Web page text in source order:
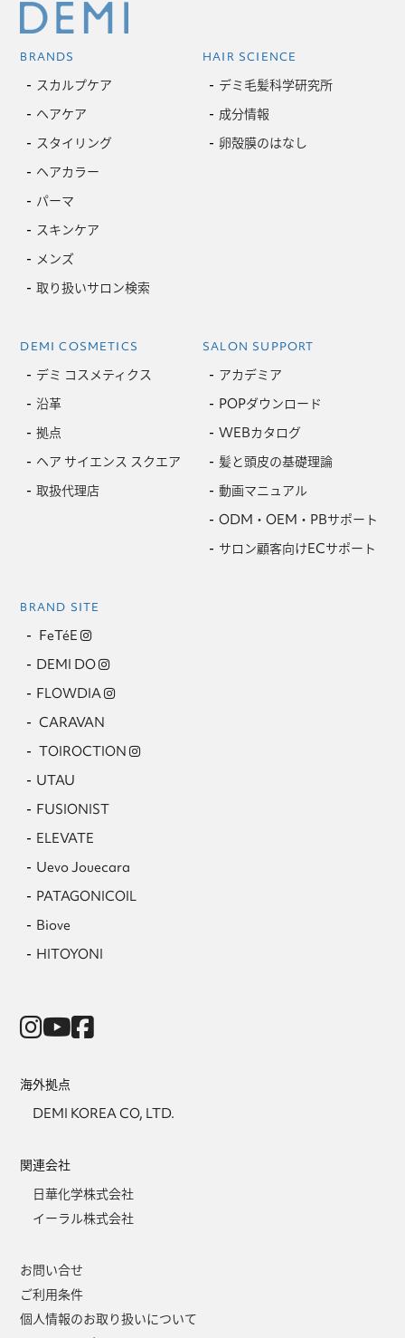
BRANDS
スカルプケア
ヘアケア
スタイリング
ヘアカラー
パーマ
スキンケア
メンズ
取り扱いサロン検索
HAIR SCIENCE
デミ毛髪科学研究所
成分情報
卵殻膜のはなし
DEMI COSMETICS
デミ コスメティクス
沿革
拠点
ヘア サイエンス スクエア
取扱代理店
SALON SUPPORT
アカデミア
POPダウンロード
WEBカタログ
髪と頭皮の基礎理論
動画マニュアル
ODM・OEM・PBサポート
サロン顧客向けECサポート
BRAND SITE
FeTéE
DEMI DO
FLOWDIA
CARAVAN
TOIROCTION
UTAU
FUSIONIST
ELEVATE
Uevo Jouecara
PATAGONICOIL
Biove
HITOYONI
海外拠点
DEMI KOREA CO, LTD.
関連会社
日華化学株式会社
イーラル株式会社
お問い合せ
ご利用条件
個人情報のお取り扱いについて